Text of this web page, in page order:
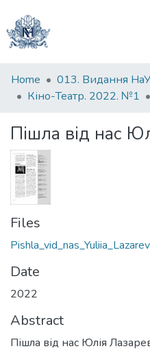
Communities
&
All of DSpace
Statistics
Home 013. Видання
Кіно-Театр. 2022. №1
Пішла від нас
Files
Date
2022
Abstract
Пішла від нас Юлія